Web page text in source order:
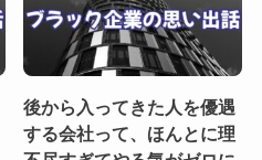
後から入ってきた人を優遇
する会社って、ほんとに理